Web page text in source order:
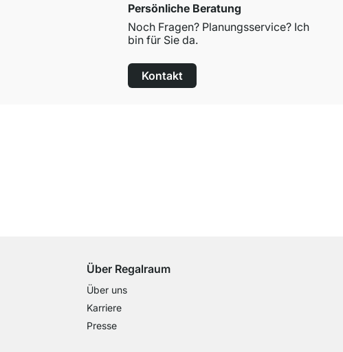
Persönliche Beratung
Noch Fragen? Planungsservice? Ich
bin für Sie da.
Kontakt
Über Regalraum
Über uns
Karriere
Presse